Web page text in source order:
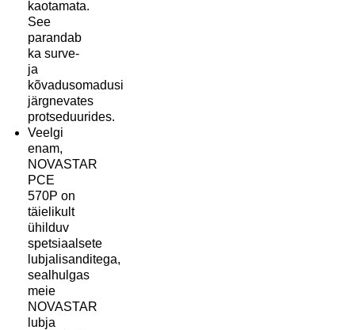
kaotamata.
See
parandab
ka surve-
ja
kõvadusomadusi
järgnevates
protseduurides.
Veelgi
enam,
NOVASTAR
PCE
570P on
täielikult
ühilduv
spetsiaalsete
lubjalisanditega,
sealhulgas
meie
NOVASTAR
lubja